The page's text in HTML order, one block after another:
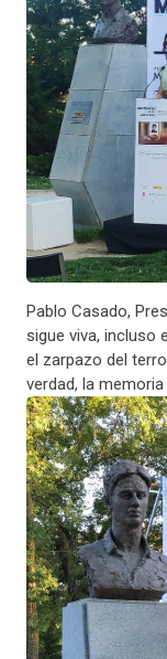
Pablo Casado,
sigue viva, incluso
el zarpazo del
verdad, la